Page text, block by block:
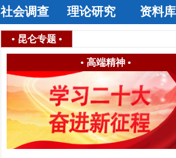
社会调查 理论研究 资料库
• 昆仑专题 •
• 高端精神•